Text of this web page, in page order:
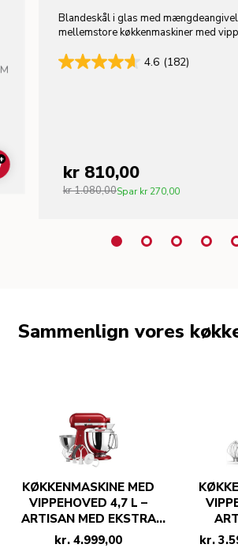
ADD TO CART
Blandeskål i glas med
mellemstore køkkenmaskiner med
4.6 (182)
kr 810,00
kr 1.080,00Spar kr 270,00
Sammenlign vores
KØKKENMASKINE MED
VIPPEHOVED 4,7 L –
ARTISAN MED EKSTRA
TILBEHØR
kr. 4.999,00
kr.